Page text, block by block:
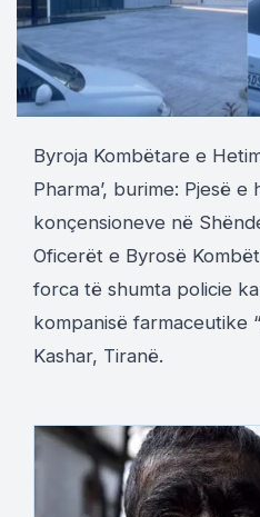
Byroja Kombëtare e
Pharma’, burime: Pjesë e
konçensioneve në
Oficerët e Byrosë
forca të shumta policie
kompanisë farmaceutike
Kashar, Tiranë.